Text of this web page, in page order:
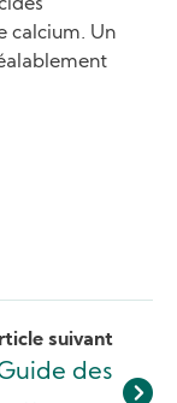
calcium. Un
suivant
des